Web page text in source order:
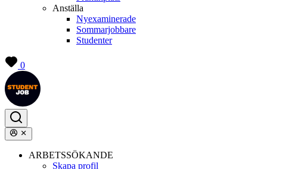
Anställa
Nyexaminerade
Sommarjobbare
Studenter
0
ARBETSSÖKANDE
Skapa profil